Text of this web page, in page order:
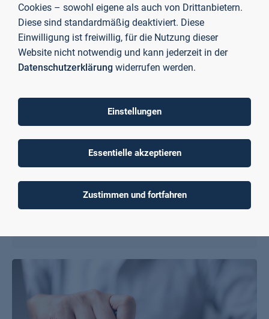
Prüfungsausschuss und Prüfungskommissionen
Mehr erfahren
Cookies – sowohl eigene als auch von Drittanbietern.
Diese sind standardmäßig deaktiviert. Diese
Einwilligung ist freiwillig, für die Nutzung dieser
Website nicht notwendig und kann jederzeit in der
Datenschutzerklärung widerrufen werden.
Einstellungen
Essentielle akzeptieren
Zustimmen und fortfahren